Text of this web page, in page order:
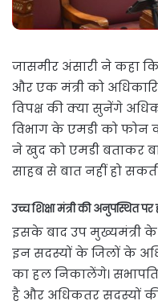
जासमीर अंसारी ने कहा
और एक मंत्री को
विपक्ष की क्या सुनेंगे
विभाग के एमडी को फोन
ने खुद को एमडी बताकर
साहब से बात नहीं हो
उच्च शिक्षा मंत्री की अनुपस्थित पर
इसके बाद उप मुख्यमंत्री
इन सदस्यों के जिलों के
का हल निकालेंगे।
है और अधिकतर सदस्यों